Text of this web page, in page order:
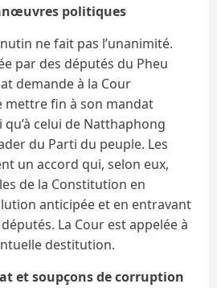
politiques
ne fait pas l’unanimité.
par des députés du Pheu
demande à la Cour
mettre fin à son mandat
celui de Natthaphong
du Parti du peuple. Les
un accord qui, selon eux,
de la Constitution en
anticipée et en entravant
La Cour est appelée à
destitution.
et soupçons de corruption